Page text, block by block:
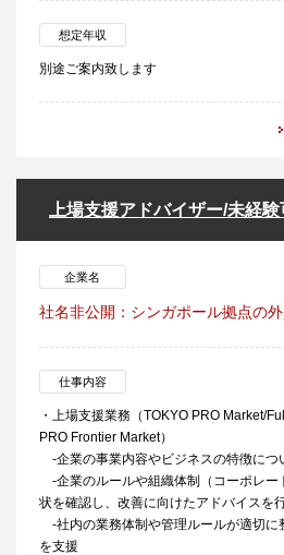
想定年収
別途ご案内致します
上場支援アドバイザー/未経験
企業名
社名非公開：シンガポール拠点の
仕事内容
・上場支援業務（TOKYO PRO Market/
PRO Frontier Market）
-企業の事業内容やビジネスの特徴につ
-企業のルールや組織体制（コーポレー
状を確認し、改善に向けたアドバイスを
-社内の業務体制や管理ルールが適切に
を支援